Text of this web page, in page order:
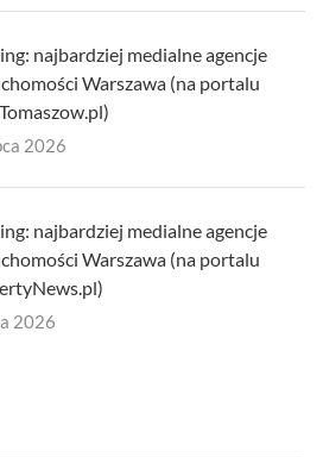
najbardziej medialne agencje
Warszawa (na portalu
2026
najbardziej medialne agencje
Warszawa (na portalu
2026